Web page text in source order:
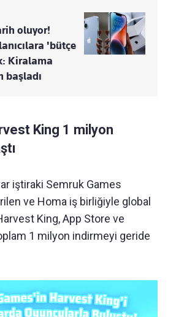
oluyor!
'bütçe
Kiralama
başladı
King 1 milyon
iştiraki Semruk Games
ve Homa iş birliğiyle global
King, App Store ve
1 milyon indirmeyi geride